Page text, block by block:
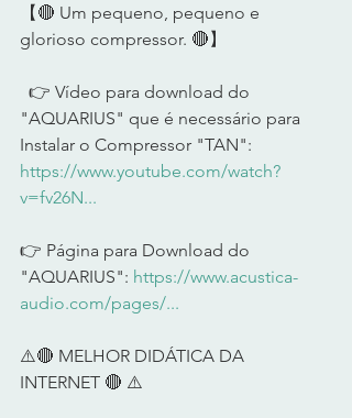
【🔴 Um pequeno, pequeno e
glorioso compressor. 🔴】
"AQUARIUS" que é necessário para
Instalar o Compressor "TAN":
https://www.youtube.com/watch?
v=fv26N...
👉 Página para Download do
"AQUARIUS": https://www.acustica-
audio.com/pages/...
⚠️🔴 MELHOR DIDÁTICA DA
INTERNET 🔴 ⚠️